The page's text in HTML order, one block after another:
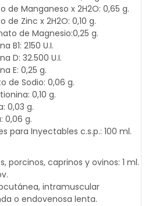
de Manganeso x 2H2O: 0,65 g.
de Zinc x 2H2O: 0,10 g.
de Magnesio:0,25 g.
B1: 2150 U.I.
D: 32.500 U.I.
E: 0,25 g.
de Sodio: 0,06 g.
0,10 g.
0,03 g.
0,06 g.
para Inyectables c.s.p.: 100 ml.
porcinos, caprinos y ovinos: 1 ml.
intramuscular
o endovenosa lenta.